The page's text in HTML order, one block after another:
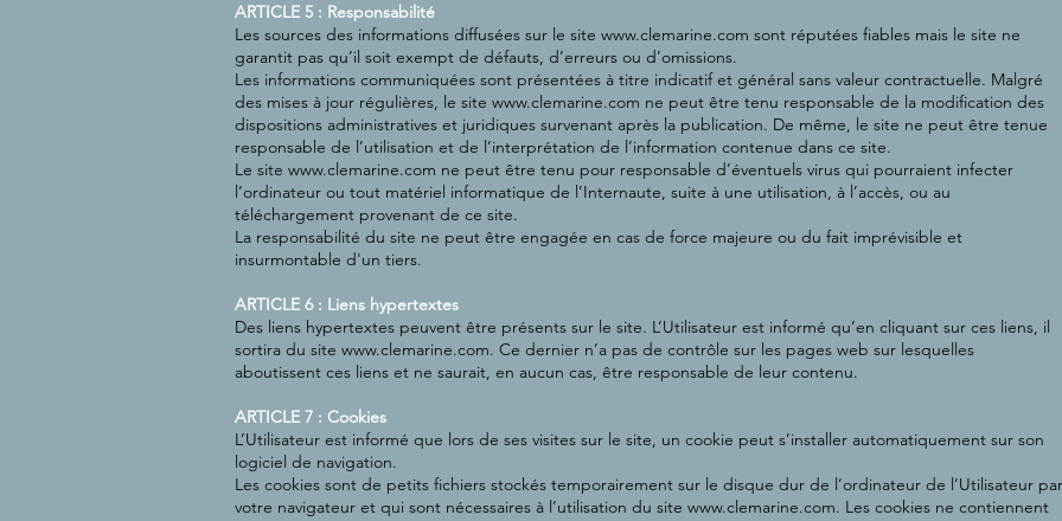
ARTICLE 5 : Responsabilité
Les sources des informations diffusées sur le site www.clemarine.com sont réputées fiables mais le site ne
garantit pas qu’il soit exempt de défauts, d’erreurs ou d’omissions.
Les informations communiquées sont présentées à titre indicatif et général sans valeur contractuelle. Malgré
des mises à jour régulières, le site www.clemarine.com ne peut être tenu responsable de la modification des
dispositions administratives et juridiques survenant après la publication. De même, le site ne peut être tenue
responsable de l’utilisation et de l’interprétation de l’information contenue dans ce site.
Le site www.clemarine.com ne peut être tenu pour responsable d’éventuels virus qui pourraient infecter
l’ordinateur ou tout matériel informatique de l’Internaute, suite à une utilisation, à l’accès, ou au
téléchargement provenant de ce site.
La responsabilité du site ne peut être engagée en cas de force majeure ou du fait imprévisible et
insurmontable d'un tiers.
ARTICLE 6 : Liens hypertextes
Des liens hypertextes peuvent être présents sur le site. L’Utilisateur est informé qu’en cliquant sur ces liens, il
sortira du site www.clemarine.com. Ce dernier n’a pas de contrôle sur les pages web sur lesquelles
aboutissent ces liens et ne saurait, en aucun cas, être responsable de leur contenu.
ARTICLE 7 : Cookies
L’Utilisateur est informé que lors de ses visites sur le site, un cookie peut s’installer automatiquement sur son
logiciel de navigation.
Les cookies sont de petits fichiers stockés temporairement sur le disque dur de l’ordinateur de l’Utilisateur par
votre navigateur et qui sont nécessaires à l’utilisation du site www.clemarine.com. Les cookies ne contiennent